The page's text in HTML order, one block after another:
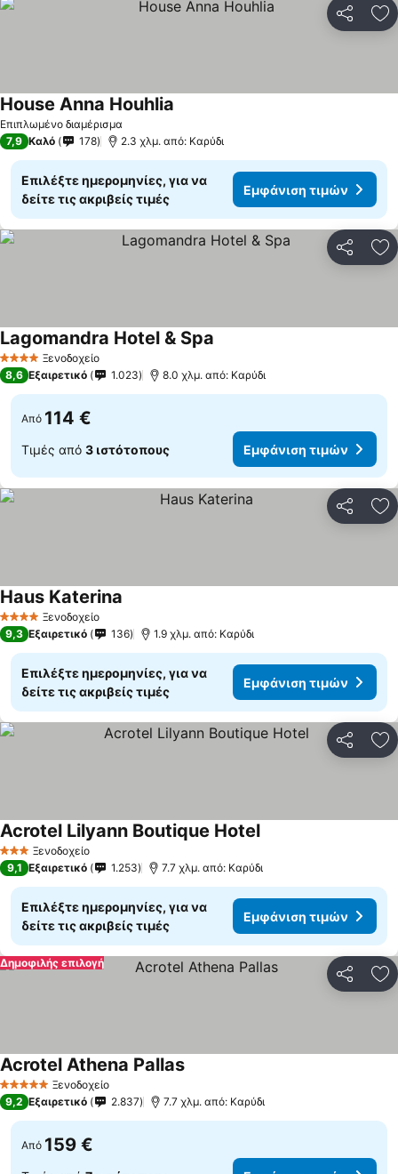
Επιπλωμένο διαμέρισμα
House Anna Houhlia
7,9 Καλό 178 2.3 χλμ. από: Καρύδι
Επιλέξτε ημερομηνίες, για να
δείτε τις ακριβείς τιμές
Εμφάνιση τιμών
4 ΑστέριαΞενοδοχείο
Lagomandra Hotel & Spa
8,6 Εξαιρετικό 1.023 8.0 χλμ. από: Καρύδι
Από 114 €
Τιμές από 3 ιστότοπους Εμφάνιση τιμών
4 ΑστέριαΞενοδοχείο
Haus Katerina
9,3 Εξαιρετικό 136 1.9 χλμ. από: Καρύδι
Επιλέξτε ημερομηνίες, για να
δείτε τις ακριβείς τιμές
Εμφάνιση τιμών
3 ΑστέριαΞενοδοχείο
Acrotel Lilyann Boutique HotelΕμφάνιση τιμών
9,1 Εξαιρετικό 1.253 7.7 χλμ. από: Καρύδι
Επιλέξτε ημερομηνίες, για να
δείτε τις ακριβείς τιμές
Εμφάνιση τιμών
Δημοφιλής επιλογή
5 Αστέρια Ξενοδοχείο
Acrotel Athena PallasΕμφάνιση τιμών
9,2 Εξαιρετικό 2.837 7.7 χλμ. από: Καρύδι
Από 159 €